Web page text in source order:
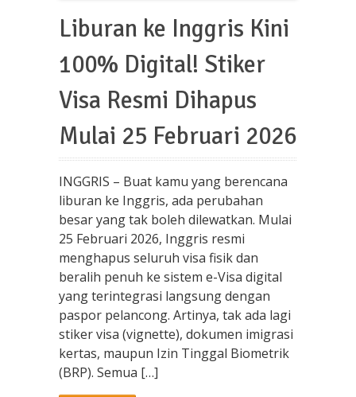
Liburan ke Inggris Kini
100% Digital! Stiker
Visa Resmi Dihapus
Mulai 25 Februari 2026
INGGRIS – Buat kamu yang berencana
liburan ke Inggris, ada perubahan
besar yang tak boleh dilewatkan. Mulai
25 Februari 2026, Inggris resmi
menghapus seluruh visa fisik dan
beralih penuh ke sistem e-Visa digital
yang terintegrasi langsung dengan
paspor pelancong. Artinya, tak ada lagi
stiker visa (vignette), dokumen imigrasi
kertas, maupun Izin Tinggal Biometrik
(BRP). Semua […]